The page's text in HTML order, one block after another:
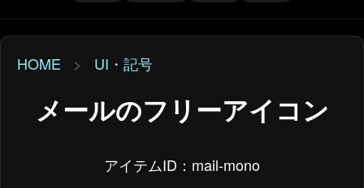
HOME > UI・記号
メールのフリーアイコン
アイテムID：mail-mono